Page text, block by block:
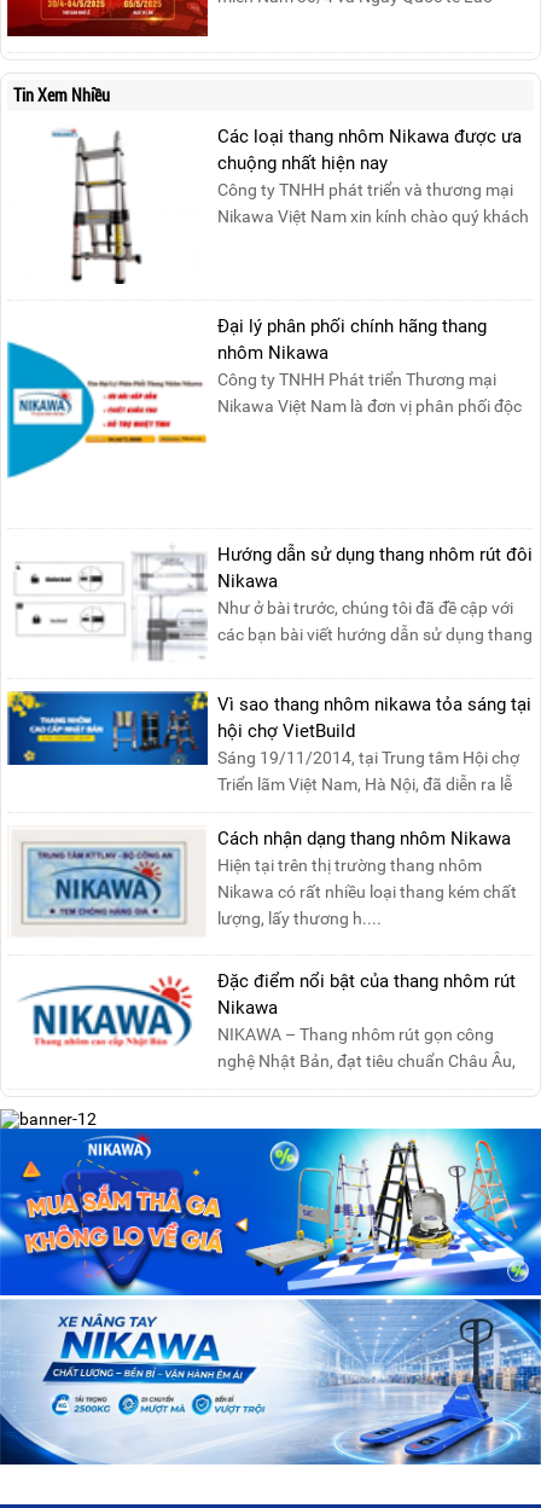
báo lịch nghỉ lễ như sau:Thời gian nghỉ: Từ
Thứ Ba, ngày 29/04/2025 đến hết Chủ
Tin Xem Nhiều
Các loại thang nhôm Nikawa được ưa
chuộng nhất hiện nay
Công ty TNHH phát triển và thương mại
Nikawa Việt Nam xin kính chào quý khách
Đại lý phân phối chính hãng thang
nhôm Nikawa
Công ty TNHH Phát triển Thương mại
Nikawa Việt Nam là đơn vị phân phối độc
Hướng dẫn sử dụng thang nhôm rút đôi
Nikawa
Như ở bài trước, chúng tôi đã đề cập với
các bạn bài viết hướng dẫn sử dụng thang
Vì sao thang nhôm nikawa tỏa sáng tại
hội chợ VietBuild
Sáng 19/11/2014, tại Trung tâm Hội chợ
Triển lãm Việt Nam, Hà Nội, đã diễn ra lễ
khai mạc “Triể....
Cách nhận dạng thang nhôm Nikawa
Hiện tại trên thị trường thang nhôm
Nikawa có rất nhiều loại thang kém chất
lượng, lấy thương h....
Đặc điểm nổi bật của thang nhôm rút
Nikawa
NIKAWA – Thang nhôm rút gọn công
nghệ Nhật Bản, đạt tiêu chuẩn Châu Âu,
đảm bảo sự an toàn tuy....